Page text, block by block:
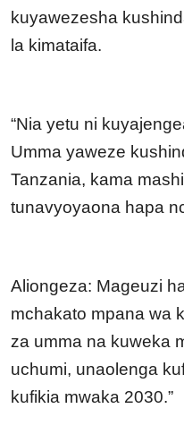
kuyawezesha
la kimataifa.
“Nia yetu ni
Umma yaweze
Tanzania, kama
tunavyoyaona hapa
Aliongeza: Mageuzi
mchakato mpana wa
za umma na kuweka
uchumi, unaolenga
kufikia mwaka 2030.”